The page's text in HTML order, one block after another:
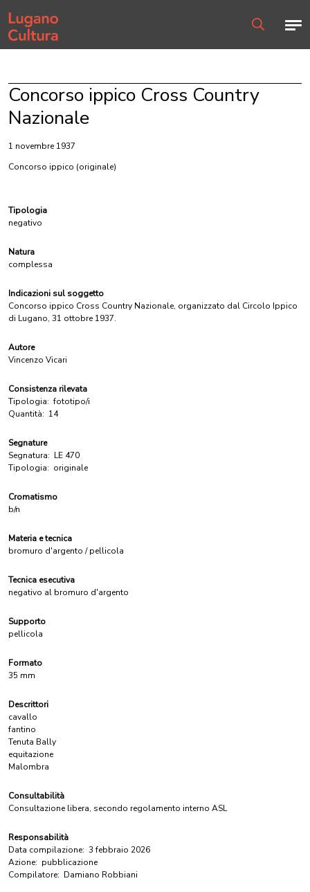
Home page
Concorso ippico Cross Country
Nazionale
1 novembre 1937
Concorso ippico (originale)
Tipologia
negativo
Natura
complessa
Indicazioni sul soggetto
Concorso ippico Cross Country Nazionale, organizzato dal Circolo Ippico
di Lugano, 31 ottobre 1937.
Autore
Vincenzo Vicari
Consistenza rilevata
Tipologia: fototipo/i
Quantità: 14
Segnature
Segnatura: LE 470
Tipologia: originale
Cromatismo
b/n
Materia e tecnica
bromuro d'argento / pellicola
Tecnica esecutiva
negativo al bromuro d'argento
Supporto
pellicola
Formato
35 mm
Descrittori
cavallo
fantino
Tenuta Bally
equitazione
Malombra
Consultabilità
Consultazione libera, secondo regolamento interno ASL
Responsabilità
Data compilazione: 3 febbraio 2026
Azione: pubblicazione
Compilatore: Damiano Robbiani